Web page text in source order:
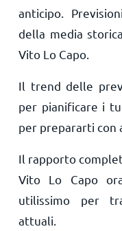
anticipo.
della media
Vito Lo Capo.
Il trend delle
per pianificare i
per prepararti con
Il rapporto
Vito Lo Capo
utilissimo per
attuali.